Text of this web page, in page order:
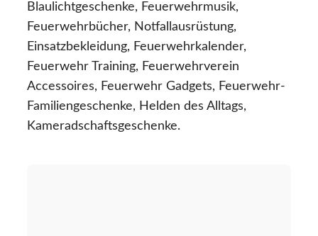
Blaulichtgeschenke, Feuerwehrmusik,
Feuerwehrbücher, Notfallausrüstung,
Einsatzbekleidung, Feuerwehrkalender,
Feuerwehr Training, Feuerwehrverein
Accessoires, Feuerwehr Gadgets, Feuerwehr-
Familiengeschenke, Helden des Alltags,
Kameradschaftsgeschenke.